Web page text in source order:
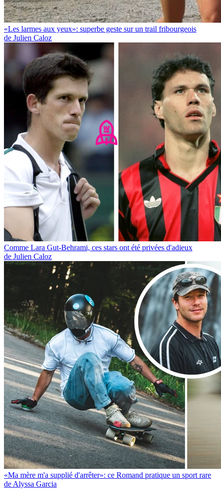
«Les larmes aux yeux»: superbe geste sur un trail fribourgeois
de Julien Caloz
Comme Lara Gut-Behrami, ces stars ont été privées d'adieux
de Julien Caloz
«Ma mère m'a supplié d'arrêter»: ce Romand pratique un sport rare
de Alyssa Garcia